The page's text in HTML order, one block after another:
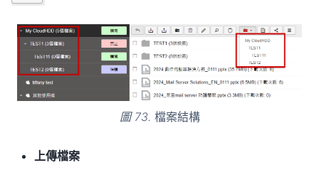
圖 73. 檔案結構
上傳檔案